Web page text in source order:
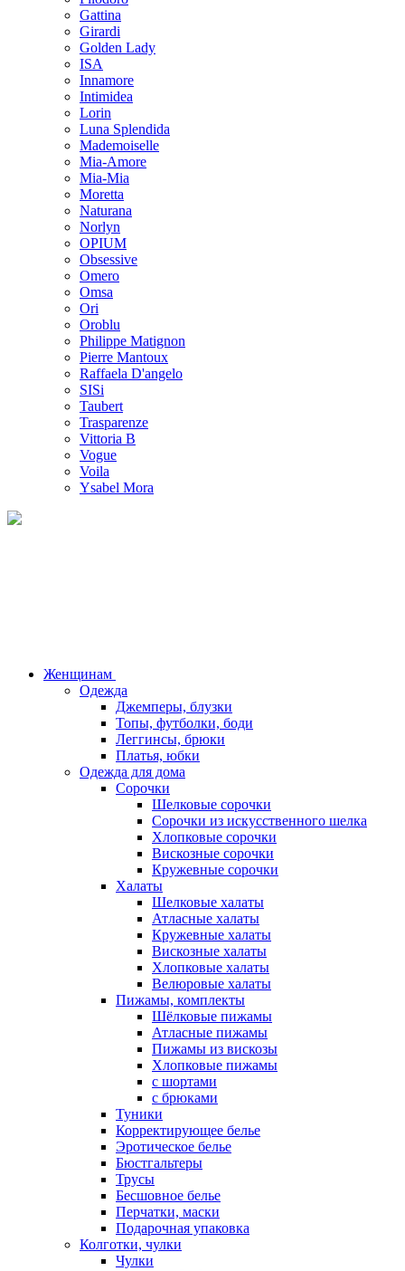
Gattina
Girardi
Golden Lady
ISA
Innamore
Intimidea
Lorin
Luna Splendida
Mademoiselle
Mia-Amore
Mia-Mia
Moretta
Naturana
Norlyn
OPIUM
Obsessive
Omero
Omsa
Ori
Oroblu
Philippe Matignon
Pierre Mantoux
Raffaela D'angelo
SISi
Taubert
Trasparenze
Vittoria B
Vogue
Voila
Ysabel Mora
Женщинам
Одежда
Джемперы, блузки
Топы, футболки, боди
Леггинсы, брюки
Платья, юбки
Одежда для дома
Сорочки
Шелковые сорочки
Сорочки из искусственного шелка
Хлопковые сорочки
Вискозные сорочки
Кружевные сорочки
Халаты
Шелковые халаты
Атласные халаты
Кружевные халаты
Вискозные халаты
Хлопковые халаты
Велюровые халаты
Пижамы, комплекты
Шёлковые пижамы
Атласные пижамы
Пижамы из вискозы
Хлопковые пижамы
с шортами
с брюками
Туники
Корректирующее белье
Эротическое белье
Бюстгальтеры
Трусы
Бесшовное белье
Перчатки, маски
Подарочная упаковка
Колготки, чулки
Чулки